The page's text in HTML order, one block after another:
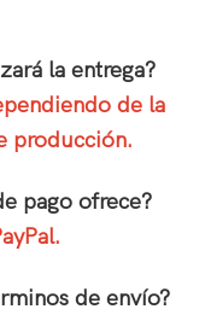
la entrega?
de la
producción.
pago ofrece?
de envío?